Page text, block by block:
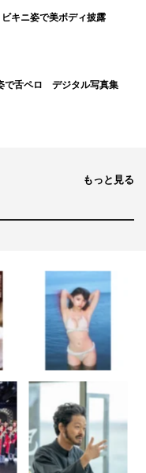
だと感じました。今
、今回の経験を生か
たいです！」
など
かりと演出意図を伝え
した。短い期間での撮
りました」
のメッセージ
を翻弄し、金品を盗
法を楽しみにしてい
見苦しいところも多
界観として大目に見て
キニ姿で美ボディ披露
で舌ペロ デジタル写真集
もっと見る